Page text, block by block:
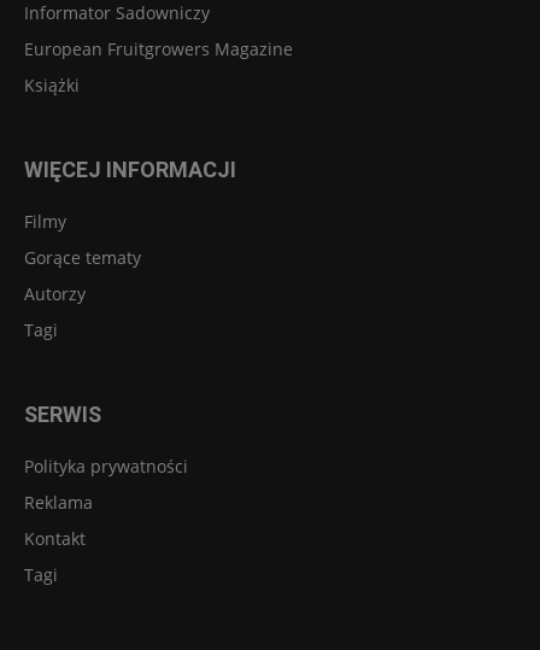
Informator Sadowniczy
European Fruitgrowers Magazine
Książki
WIĘCEJ INFORMACJI
Filmy
Gorące tematy
Autorzy
Tagi
SERWIS
Polityka prywatności
Reklama
Kontakt
Tagi